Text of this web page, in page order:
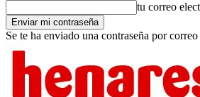
tu correo
Se te ha enviado una contraseña por